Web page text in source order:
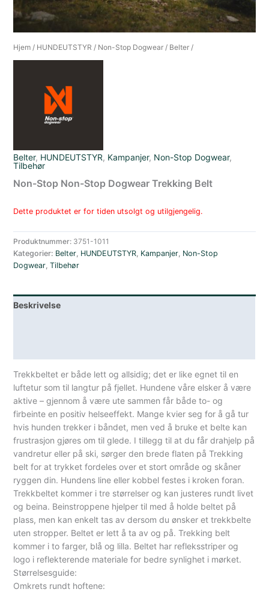
Hjem / HUNDEUTSTYR / Non-Stop Dogwear / Belter /
Belter, HUNDEUTSTYR, Kampanjer, Non-Stop Dogwear,
Tilbehør
Non-Stop Non-Stop Dogwear Trekking Belt
Dette produktet er for tiden utsolgt og utilgjengelig.
Produktnummer: 3751-1011
Kategorier: Belter, HUNDEUTSTYR, Kampanjer, Non-Stop
Dogwear,Tilbehør
Beskrivelse
Trekkbeltet er både lett og allsidig; det er like egnet til en
luftetur som til langtur på fjellet. Hundene våre elsker å være
aktive – gjennom å være ute sammen får både to- og
firbeinte en positiv helseeffekt. Mange kvier seg for å gå tur
hvis hunden trekker i båndet, men ved å bruke et belte kan
frustrasjon gjøres om til glede. I tillegg til at du får drahjelp på
vandretur eller på ski, sørger den brede flaten på Trekking
belt for at trykket fordeles over et stort område og skåner
ryggen din. Hundens line eller kobbel festes i kroken foran.
Trekkbeltet kommer i tre størrelser og kan justeres rundt livet
og beina. Beinstroppene hjelper til med å holde beltet på
plass, men kan enkelt tas av dersom du ønsker et trekkbelte
uten stropper. Beltet er lett å ta av og på. Trekking belt
kommer i to farger, blå og lilla. Beltet har refleksstriper og
logo i reflekterende materiale for bedre synlighet i mørket.
Størrelsesguide:
Omkrets rundt hoftene: